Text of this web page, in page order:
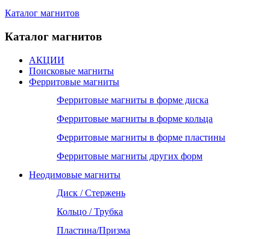
Каталог магнитов
Каталог магнитов
АКЦИИ
Поисковые магниты
Ферритовые магниты
Ферритовые магниты в форме диска
Ферритовые магниты в форме кольца
Ферритовые магниты в форме пластины
Ферритовые магниты других форм
Неодимовые магниты
Диск / Стержень
Кольцо / Трубка
Пластина/Призма